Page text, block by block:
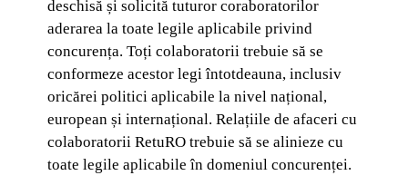
deschisă și solicită tuturor coraboratorilor
aderarea la toate legile aplicabile privind
concurența. Toți colaboratorii trebuie să se
conformeze acestor legi întotdeauna, inclusiv
oricărei politici aplicabile la nivel național,
european și internațional. Relațiile de afaceri cu
colaboratorii RetuRO trebuie să se alinieze cu
toate legile aplicabile în domeniul concurenței.